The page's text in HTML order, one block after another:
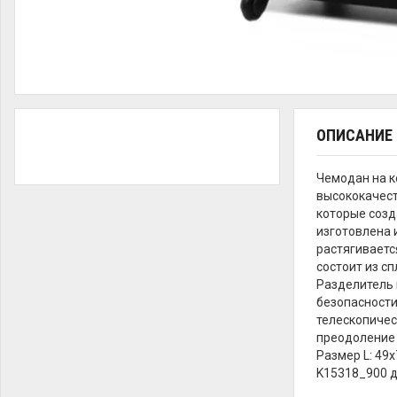
ОПИСАНИЕ
Чемодан на
которые
изготовлена
состоит из
Размер L:
K15318_900